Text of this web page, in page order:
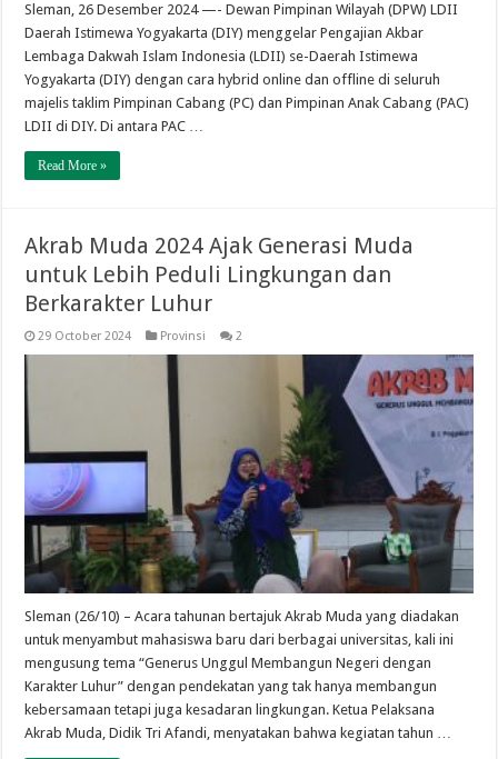
Sleman, 26 Desember 2024 —- Dewan Pimpinan Wilayah (DPW) LDII
Daerah Istimewa Yogyakarta (DIY) menggelar Pengajian Akbar
Lembaga Dakwah Islam Indonesia (LDII) se-Daerah Istimewa
Yogyakarta (DIY) dengan cara hybrid online dan offline di seluruh
majelis taklim Pimpinan Cabang (PC) dan Pimpinan Anak Cabang (PAC)
LDII di DIY. Di antara PAC …
Read More »
Akrab Muda 2024 Ajak Generasi Muda
untuk Lebih Peduli Lingkungan dan
Berkarakter Luhur
29 October 2024 Provinsi 2
Sleman (26/10) – Acara tahunan bertajuk Akrab Muda yang diadakan
untuk menyambut mahasiswa baru dari berbagai universitas, kali ini
mengusung tema “Generus Unggul Membangun Negeri dengan
Karakter Luhur” dengan pendekatan yang tak hanya membangun
kebersamaan tetapi juga kesadaran lingkungan. Ketua Pelaksana
Akrab Muda, Didik Tri Afandi, menyatakan bahwa kegiatan tahun …